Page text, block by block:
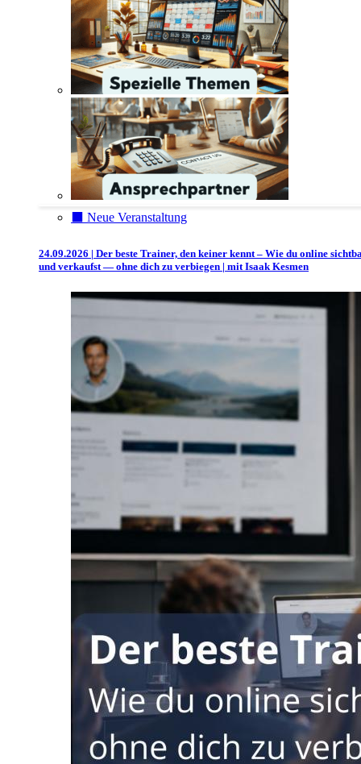
⬛️ Neue Veranstaltung
24.09.2026 | Der beste Trainer, den keiner kennt – Wie du online
und verkaufst — ohne dich zu verbiegen | mit Isaak Kesmen